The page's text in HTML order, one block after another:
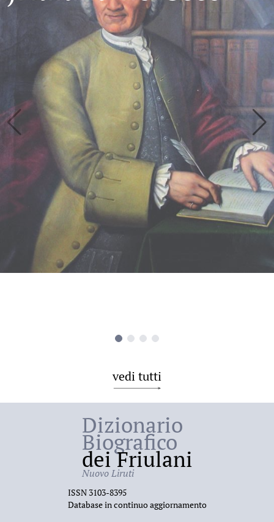
Friulani
vedi tutti
Dizionario
Biografico
dei Friulani
Nuovo Liruti
ISSN 3103-8395
Database in continuo aggiornamento